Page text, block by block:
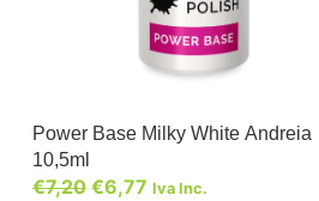
Power Base Milky White Andreia
10,5ml
€7,20 €6,77 Iva Inc.